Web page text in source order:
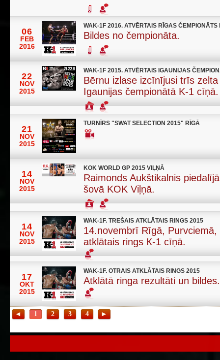
06
FEB
2016
WAK-1F 2016. ATVĒRTAIS RĪGAS ČEMPIONĀTS
Bildes no čempionāta.
22
NOV
2015
WAK-1F 2015. ATVĒRTAIS IGAUNIJAS
Bērnu izlase izcīnījusi trīs
Igaunijas čempionātā K-1 cīņā.
21
NOV
2015
TURNĪRS "SWAT SELECTION 2015" RĪGĀ
14
NOV
2015
KOK WORLD GP 2015 VIĻŅĀ
Raimonds Aukštikalnis
šovā KOK Viļņā.
14
NOV
2015
WAK-1F. TREŠAIS ATKLĀTAIS RINGS 2015
14.novembrī Rīgā, Purvciemā,
atklātais rings К-1 cīņā.
17
OKT
2015
WAK-1F. OTRAIS ATKLĀTAIS RINGS 2015
Atklātā ringa rezultāti un bildes.
◄ 1 2 3 4 ►